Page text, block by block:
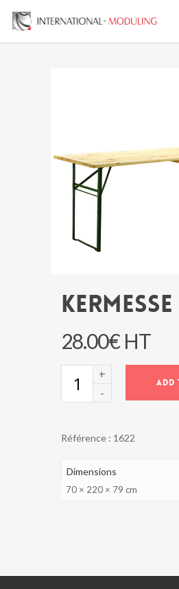
28.00€ HT
KERMESSE
TABLE
ADD
Référence : 1622
Dimensions
70 × 220 × 79 cm